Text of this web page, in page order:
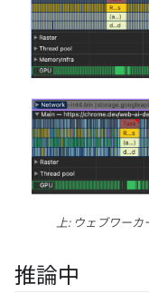
上: ウェブワーカ
推論中